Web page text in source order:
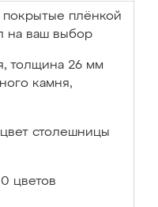
плёнкой
на ваш выбор
толщина 26 мм
камня,
столешницы
цветов